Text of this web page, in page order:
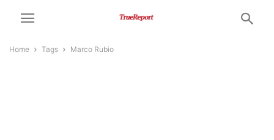
Home Tags Marco Rubio